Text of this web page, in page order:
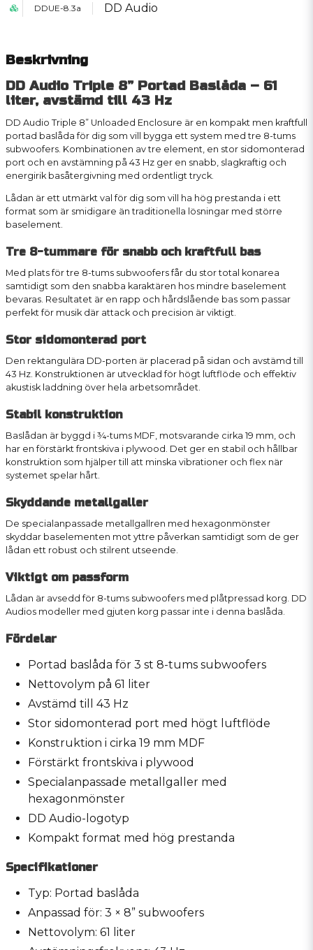
DDUE-8.3a DD Audio
Beskrivning
DD Audio Triple 8” Portad Baslåda – 61
liter, avstämd till 43 Hz
DD Audio Triple 8” Unloaded Enclosure är en kompakt men kraftfull
portad baslåda för dig som vill bygga ett system med tre 8-tums
subwoofers. Kombinationen av tre element, en stor sidomonterad
port och en avstämning på 43 Hz ger en snabb, slagkraftig och
energirik basåtergivning med ordentligt tryck.
Lådan är ett utmärkt val för dig som vill ha hög prestanda i ett
format som är smidigare än traditionella lösningar med större
baselement.
Tre 8-tummare för snabb och kraftfull bas
Med plats för tre 8-tums subwoofers får du stor total konarea
samtidigt som den snabba karaktären hos mindre baselement
bevaras. Resultatet är en rapp och hårdslående bas som passar
perfekt för musik där attack och precision är viktigt.
Stor sidomonterad port
Den rektangulära DD-porten är placerad på sidan och avstämd till
43 Hz. Konstruktionen är utvecklad för högt luftflöde och effektiv
akustisk laddning över hela arbetsområdet.
Stabil konstruktion
Baslådan är byggd i ¾-tums MDF, motsvarande cirka 19 mm, och
har en förstärkt frontskiva i plywood. Det ger en stabil och hållbar
konstruktion som hjälper till att minska vibrationer och flex när
systemet spelar hårt.
Skyddande metallgaller
De specialanpassade metallgallren med hexagonmönster
skyddar baselementen mot yttre påverkan samtidigt som de ger
lådan ett robust och stilrent utseende.
Viktigt om passform
Lådan är avsedd för 8-tums subwoofers med plåtpressad korg. DD
Audios modeller med gjuten korg passar inte i denna baslåda.
Fördelar
Portad baslåda för 3 st 8-tums subwoofers
Nettovolym på 61 liter
Avstämd till 43 Hz
Stor sidomonterad port med högt luftflöde
Konstruktion i cirka 19 mm MDF
Förstärkt frontskiva i plywood
Specialanpassade metallgaller med
hexagonmönster
DD Audio-logotyp
Kompakt format med hög prestanda
Specifikationer
Typ: Portad baslåda
Anpassad för: 3 × 8” subwoofers
Nettovolym: 61 liter